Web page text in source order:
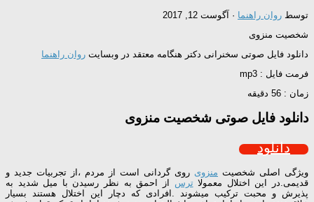
توسط روان راهنما · آگوست 12, 2017
شخصیت منزوی
دانلود فایل صوتی سخنرانی دکتر هنگامه معتقد در وبسایت روان راهنما
فرمت فایل : mp3
زمان : 56 دقیقه
دانلود فایل صوتی شخصیت منزوی
دانلود
ویژگی اصلی شخصیت منزوی روی گردانی است از مردم ،از تجربیات جدید و
قدیمی.در این اختلال معمولاترس از احمق به نظر رسیدن با میل شدید به
پذیرش و محبت ترکیب میشوند .افرادی که دچار این اختلال هستند بسیار